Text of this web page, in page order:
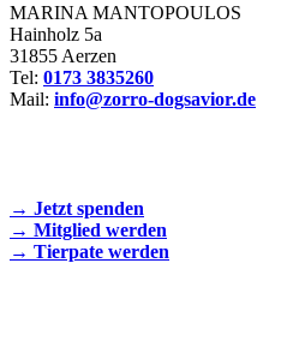
MARINA MANTOPOULOS
Hainholz 5a
31855 Aerzen
Tel: 0173 3835260
Mail: info@zorro-dogsavior.de
→ Jetzt spenden
→ Mitglied werden
→ Tierpate werden